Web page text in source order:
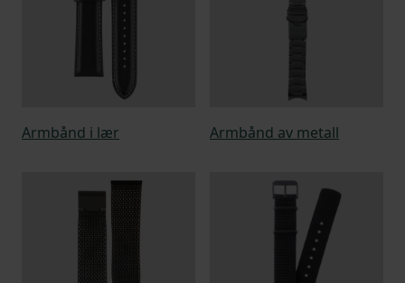
Armbånd i lær Armbånd av metall